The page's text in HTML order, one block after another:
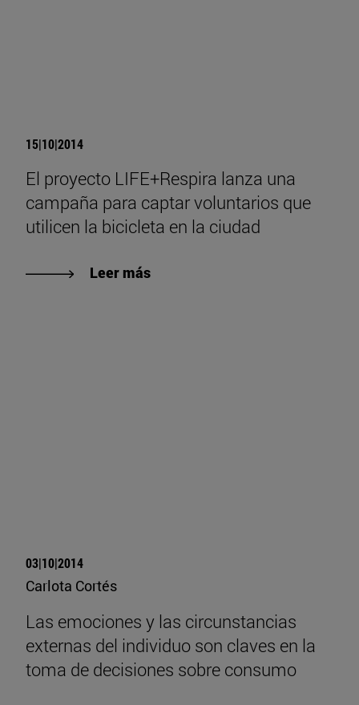
15|10|2014
El proyecto LIFE+Respira lanza una
campaña para captar voluntarios que
utilicen la bicicleta en la ciudad
Leer más
03|10|2014
Carlota Cortés
Las emociones y las circunstancias
externas del individuo son claves en la
toma de decisiones sobre consumo